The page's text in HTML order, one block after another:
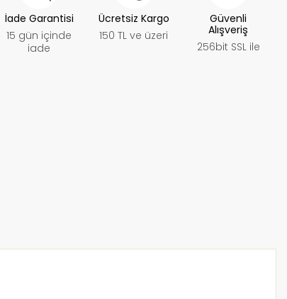
İade Garantisi
15 gün içinde
iade
Ücretsiz Kargo
150 TL ve üzeri
Güvenli
Alışveriş
256bit SSL ile